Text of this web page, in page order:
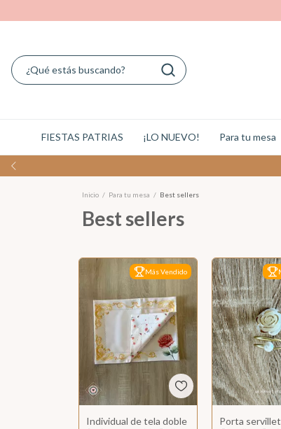
FIESTAS PATRIAS ¡LO NUEVO! Para tu mesa
Inicio / Para tu mesa / Best sellers
Best sellers
Más Vendido
Individual de tela doble
Porta